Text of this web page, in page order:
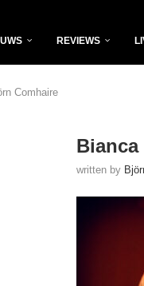
REVIEWS
Comhaire
written by